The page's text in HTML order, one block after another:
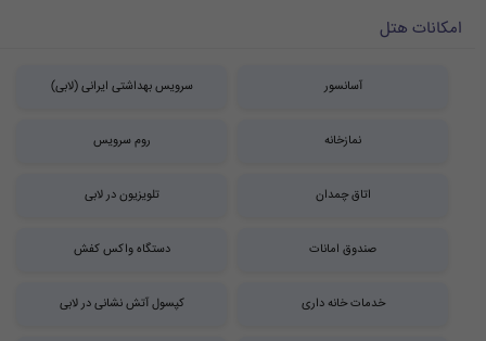
امکانات هتل
آسانسور سرویس بهداشتی ایرانی (لابی)
نمازخانه روم سرویس
اتاق چمدان تلویزیون در لابی
صندوق امانات دستگاه واکس کفش
خدمات خانه داری کپسول آتش نشانی در لابی